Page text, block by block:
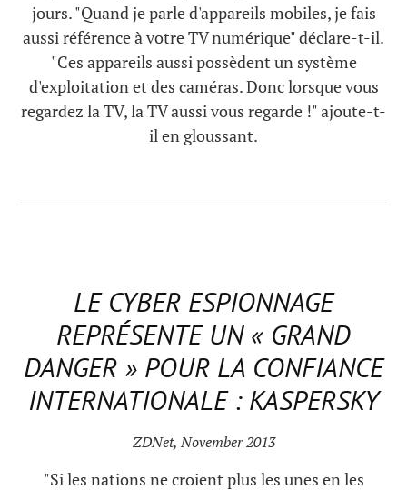
jours. "Quand je parle d'appareils mobiles, je fais
aussi référence à votre TV numérique" déclare-t-il.
"Ces appareils aussi possèdent un système
d'exploitation et des caméras. Donc lorsque vous
regardez la TV, la TV aussi vous regarde !" ajoute-t-
il en gloussant.
LE CYBER ESPIONNAGE
REPRÉSENTE UN « GRAND
DANGER » POUR LA CONFIANCE
INTERNATIONALE : KASPERSKY
ZDNet, November 2013
"Si les nations ne croient plus les unes en les